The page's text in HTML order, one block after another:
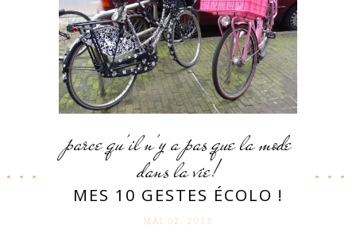
parce qu'il n'y a pas que la mode
dans la vie!
MES 10 GESTES ÉCOLO !
MAI 02. 2013